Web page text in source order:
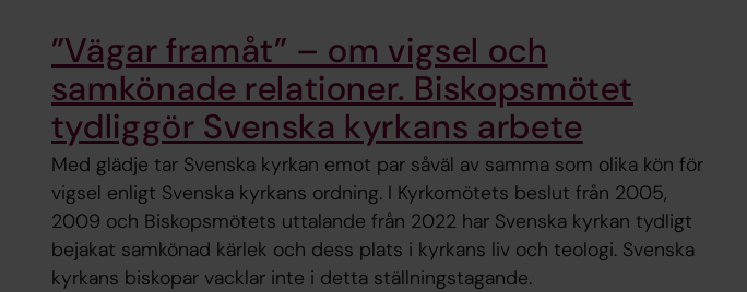
”Vägar framåt” – om vigsel och
samkönade relationer. Biskopsmötet
tydliggör Svenska kyrkans arbete
Med glädje tar Svenska kyrkan emot par såväl av samma som olika kön för
vigsel enligt Svenska kyrkans ordning. I Kyrkomötets beslut från 2005,
2009 och Biskopsmötets uttalande från 2022 har Svenska kyrkan tydligt
bejakat samkönad kärlek och dess plats i kyrkans liv och teologi. Svenska
kyrkans biskopar vacklar inte i detta ställningstagande.